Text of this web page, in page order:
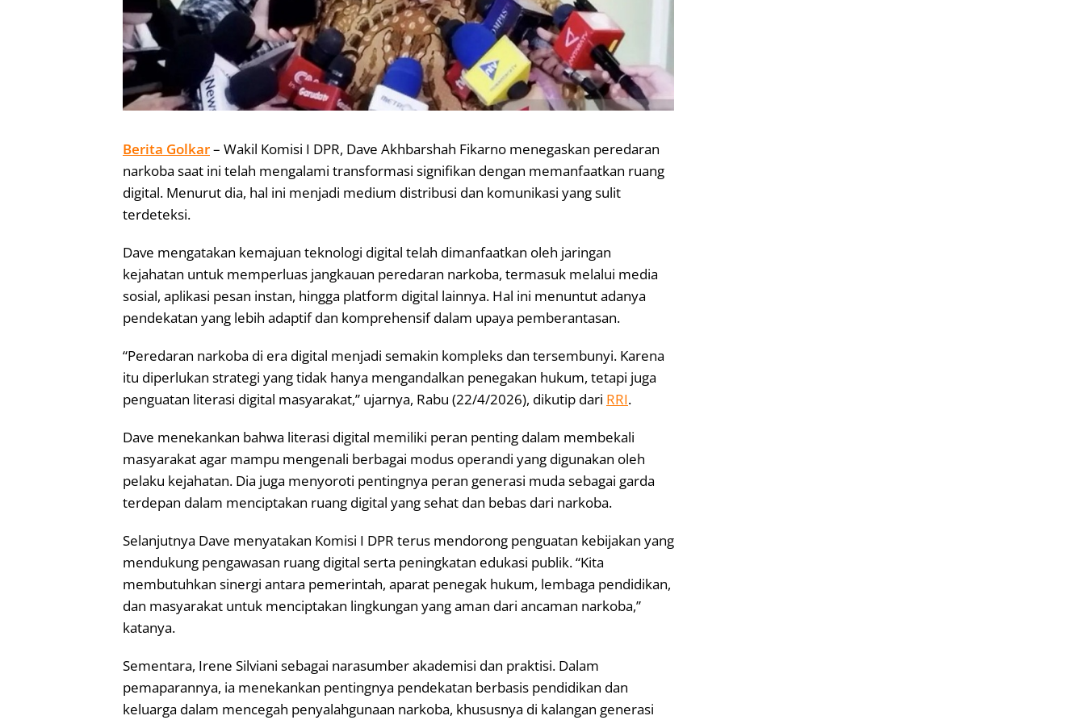
Berita Golkar– Wakil Komisi I DPR, Dave Akhbarshah Fikarno menegaskan peredaran
narkoba saat ini telah mengalami transformasi signifikan dengan memanfaatkan ruang
digital. Menurut dia, hal ini menjadi medium distribusi dan komunikasi yang sulit
terdeteksi.
Dave mengatakan kemajuan teknologi digital telah dimanfaatkan oleh jaringan
kejahatan untuk memperluas jangkauan peredaran narkoba, termasuk melalui media
sosial, aplikasi pesan instan, hingga platform digital lainnya. Hal ini menuntut adanya
pendekatan yang lebih adaptif dan komprehensif dalam upaya pemberantasan.
“Peredaran narkoba di era digital menjadi semakin kompleks dan tersembunyi. Karena
itu diperlukan strategi yang tidak hanya mengandalkan penegakan hukum, tetapi juga
penguatan literasi digital masyarakat,” ujarnya, Rabu (22/4/2026), dikutip dari RRI.
Dave menekankan bahwa literasi digital memiliki peran penting dalam membekali
masyarakat agar mampu mengenali berbagai modus operandi yang digunakan oleh
pelaku kejahatan. Dia juga menyoroti pentingnya peran generasi muda sebagai garda
terdepan dalam menciptakan ruang digital yang sehat dan bebas dari narkoba.
Selanjutnya Dave menyatakan Komisi I DPR terus mendorong penguatan kebijakan yang
mendukung pengawasan ruang digital serta peningkatan edukasi publik. “Kita
membutuhkan sinergi antara pemerintah, aparat penegak hukum, lembaga pendidikan,
dan masyarakat untuk menciptakan lingkungan yang aman dari ancaman narkoba,”
katanya.
Sementara, Irene Silviani sebagai narasumber akademisi dan praktisi. Dalam
pemaparannya, ia menekankan pentingnya pendekatan berbasis pendidikan dan
keluarga dalam mencegah penyalahgunaan narkoba, khususnya di kalangan generasi